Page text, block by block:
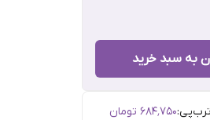
به سبد خرید
۶۸۴٬۷۵۰ تومان